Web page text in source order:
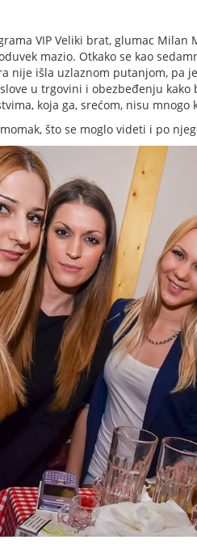
VIP Veliki brat, glumac Milan
mazio. Otkako se kao
nije išla uzlaznom putanjom, pa
u trgovini i obezbeđenju
koja ga, srećom, nisu mnogo
što se moglo videti i po